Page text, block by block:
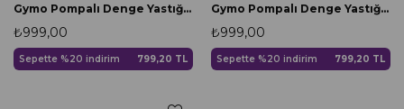
Gymo Pompalı Denge Yastığı Balance Disk Denge Pedi 33cm Mavi
₺999,00
Sepette %20 indirim 799,20 TL
Gymo Pompalı Denge Yastığı Balance Disk Denge Pedi 33cm Pembe
₺999,00
Sepette %20 indirim 799,20 TL